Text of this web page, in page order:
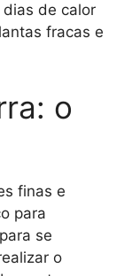
de calor
fracas e
o
finas e
para
se
o